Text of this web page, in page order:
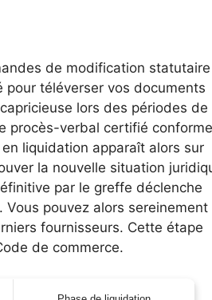
de modification statutaire
téléverser vos documents
lors des périodes de
procès-verbal certifié conforme
liquidation apparaît alors sur
la nouvelle situation
par le greffe déclenche
pouvez alors sereinement
fournisseurs. Cette étape
de commerce.